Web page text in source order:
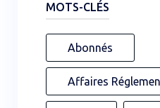
MOTS-CLÉS
Abonnés
Affaires